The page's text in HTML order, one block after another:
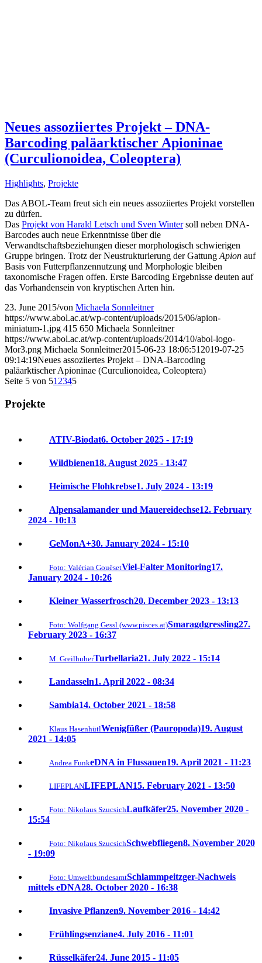
Neues assoziiertes Projekt – DNA-
Barcoding paläarktischer Apioninae
(Curculionoidea, Coleoptera)
Highlights, Projekte
Das ABOL-Team freut sich ein neues assoziiertes Projekt vorstellen
zu dürfen.
Das Projekt von Harald Letsch und Sven Wintersoll neben DNA-
Barcodes auch neue Erkenntnisse über die
Verwandtschaftsbeziehungen dieser morphologisch schwierigen
Gruppe bringen. Trotz der Neustrukturierung der Gattung Apion auf
Basis von Futterpflanzennutzung und Morphologie bleiben
taxonomische Fragen offen. Erste Barcoding Ergebnisse deuten auf
das Vorhandensein von kryptischen Arten hin.
23. June 2015/von Michaela Sonnleitner
https://www.abol.ac.at/wp-content/uploads/2015/06/apion-
miniatum-1.jpg 415 650 Michaela Sonnleitner
https://www.abol.ac.at/wp-content/uploads/2014/10/abol-logo-
Mor3.png Michaela Sonnleitner2015-06-23 18:06:51 2019-07-25
09:14:19Neues assoziiertes Projekt – DNA-Barcoding
paläarktischer Apioninae (Curculionoidea, Coleoptera)
Seite 5 von 51 2345
Projekte
ATIV-Biodat6. October 2025 - 17:19
Wildbienen18. August 2025 - 13:47
Heimische Flohkrebse1. July 2024 - 13:19
Alpensalamander und Mauereidechse12. February
2024 - 10:13
GeMonA+30. January 2024 - 15:10
Foto: Valérian GouësetViel-Falter Monitoring17.
January 2024 - 10:26
Kleiner Wasserfrosch20. December 2023 - 13:13
Foto: Wolfgang Gessl (www.pisces.at)Smaragdgressling27.
February 2023 - 16:37
M. GreilhuberTurbellaria21. July 2022 - 15:14
Landasseln1. April 2022 - 08:34
Sambia14. October 2021 - 18:58
Klaus HasenhütlWenigfüßer (Pauropoda)19. August
2021 - 14:05
Andrea FunkeDNA in Flussauen19. April 2021 - 11:23
LIFEPLANLIFEPLAN15. February 2021 - 13:50
Foto: Nikolaus SzucsichLaufkäfer25. November 2020 -
15:54
Foto: Nikolaus SzucsichSchwebfliegen8. November 2020
- 19:09
Foto: UmweltbundesamtSchlammpeitzger-Nachweis
mittels eDNA28. October 2020 - 16:38
Invasive Pflanzen9. November 2016 - 14:42
Frühlingsenziane4. July 2016 - 11:01
Rüsselkäfer24. June 2015 - 11:05